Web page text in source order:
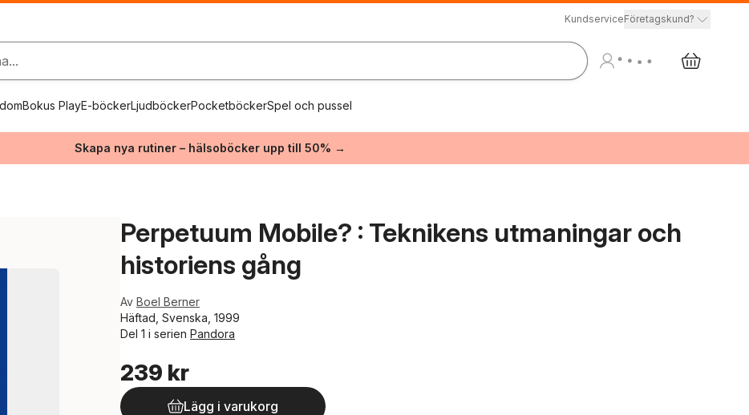
KundserviceFöretagskund?
Bokus PlayE-böckerLjudböckerPocketböckerSpel och pussel
Skapa nya rutiner – hälsoböcker upp till 50% →
Perpetuum Mobile? : Teknikens utmaningar och
historiens gång
Av Boel Berner
Häftad, Svenska, 1999
Del 1 i serien Pandora
239 kr
Lägg i varukorg